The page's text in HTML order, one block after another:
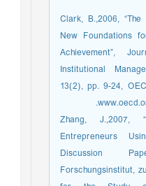
6. Clark, B.,2006,
New Foundations
Achievement”,
Institutional
13(2), pp. 9-24,
7.Zhang,
Entrepreneurs
Discussion
Forschungsinstitut,